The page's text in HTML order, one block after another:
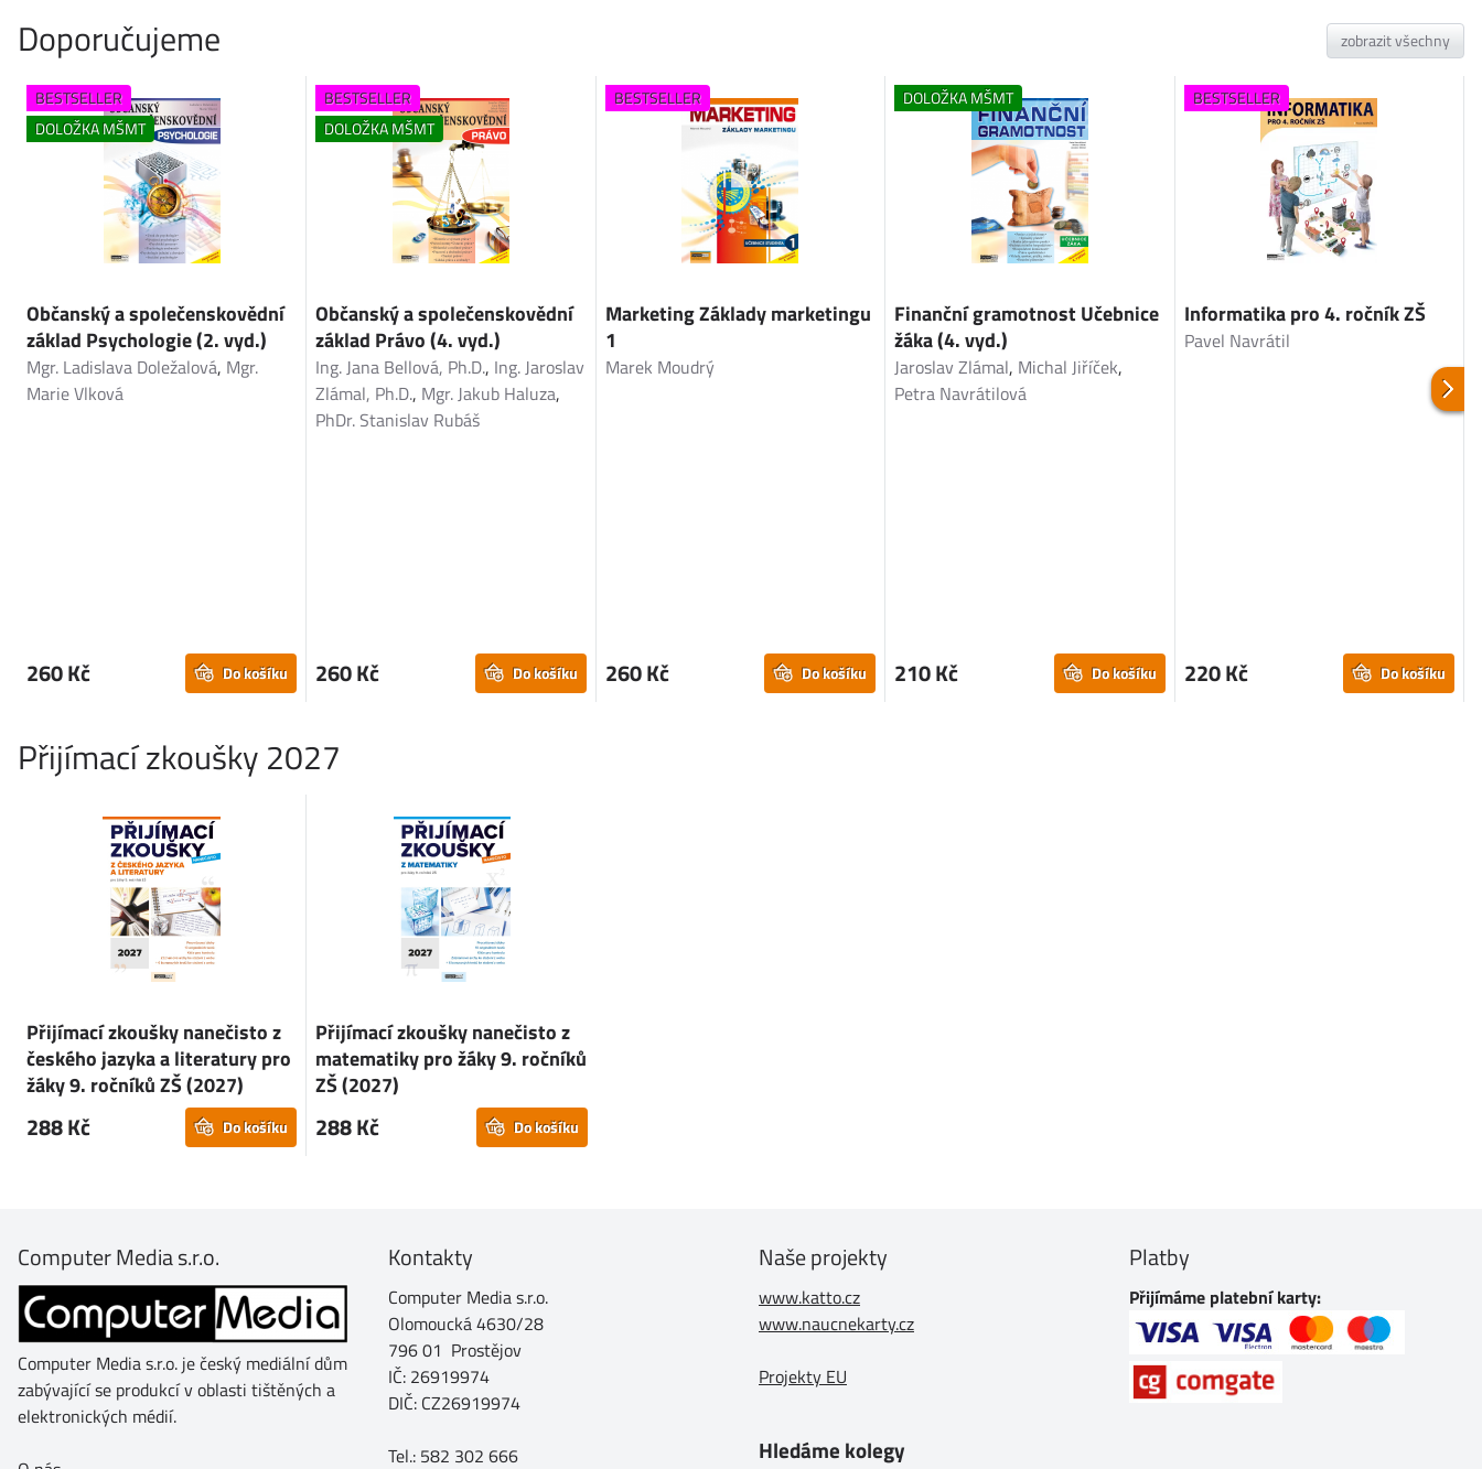
Doporučujeme zobrazit všechny
BESTSELLER
DOLOŽKA MŠMT
Občanský a společenskovědní
základ Psychologie (2. vyd.)
Mgr. Ladislava Doležalová, Mgr.
Marie Vlková
260 Kč Do košíku
BESTSELLER
DOLOŽKA MŠMT
Občanský a společenskovědní
základ Právo (4. vyd.)
Ing. Jana Bellová, Ph.D., Ing. Jaroslav
Zlámal, Ph.D., Mgr. Jakub Haluza,
PhDr. Stanislav Rubáš
260 Kč Do košíku
BESTSELLER
Marketing Základy marketingu
1
Marek Moudrý
260 Kč Do košíku
DOLOŽKA MŠMT
Finanční gramotnost Učebnice
žáka (4. vyd.)
Jaroslav Zlámal, Michal Jiříček,
Petra Navrátilová
210 Kč Do košíku
BESTSELLER
Informatika pro 4. ročník ZŠ
Pavel Navrátil
220 Kč Do košíku
Přijímací zkoušky 2027
Přijímací zkoušky nanečisto z
českého jazyka a literatury pro
žáky 9. ročníků ZŠ (2027)
288 Kč Do košíku
Přijímací zkoušky nanečisto z
matematiky pro žáky 9. ročníků
ZŠ (2027)
288 Kč Do košíku
Computer Media s.r.o.
Computer Media s.r.o. je český mediální dům
zabývající se produkcí v oblasti tištěných a
elektronických médií.
Kontakty
Computer Media s.r.o.
Olomoucká 4630/28
796 01 Prostějov
IČ: 26919974
DIČ: CZ26919974
Tel.: 582 302 666
Naše projekty
www.katto.cz
www.naucnekarty.cz
Projekty EU
Hledáme kolegy
Platby
Přijímáme platební karty: